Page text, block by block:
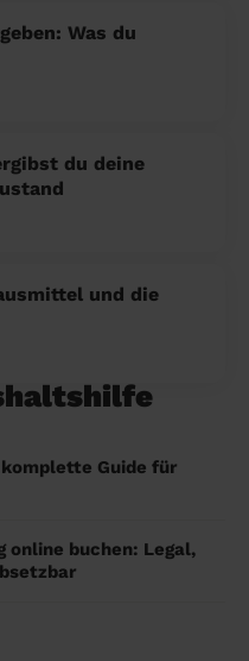
Was du
du deine
und die
Guide für
online buchen: Legal,